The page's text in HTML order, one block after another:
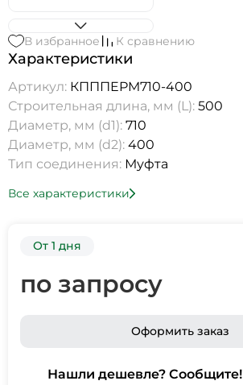
В избранное К сравнению
Характеристики
Артикул: КПППEPM710-400
Строительная длина, мм (L): 500
Диаметр, мм (d1): 710
Диаметр, мм (d2): 400
Тип соединения: Муфта
Все характеристики
От 1 дня
по запросу
Оформить заказ
Нашли дешевле? Сообщите!